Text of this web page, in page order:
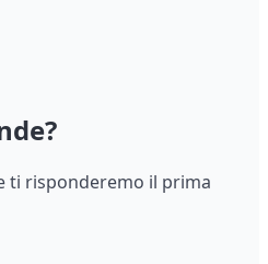
ti risponderemo il prima